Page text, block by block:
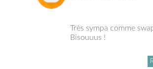
Très sympa comme
Bisouuus !